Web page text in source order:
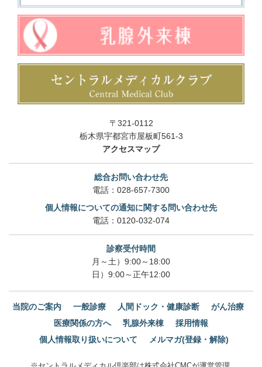
〒321-0112
栃木県宇都宮市屋板町561-3
アクセスマップ
総合お問い合わせ先
電話： 028-657-7300
個人情報についての通知に関する問い合わせ先
電話： 0120-032-074
診察受付時間
月～土）9:00～18:00
日）9:00～正午12:00
当院のご案内 一般診療 人間ドック・健康診断
がん治療
医療関係の方へ
乳腺外来棟
採用情報
個人情報取り扱いについて
メルマガ(登録・解除)